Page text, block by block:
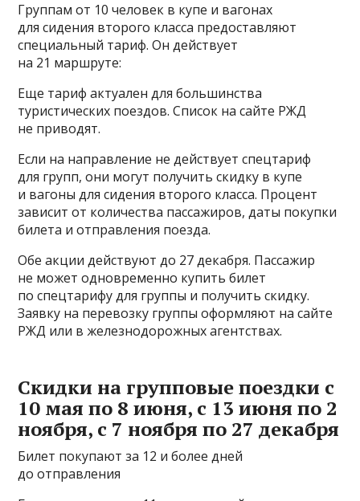
Группам от 10 человек в купе и вагонах
для сидения второго класса предоставляют
специальный тариф. Он действует
на 21 маршруте:
Еще тариф актуален для большинства
туристических поездов. Список на сайте РЖД
не приводят.
Если на направление не действует спецтариф
для групп, они могут получить скидку в купе
и вагоны для сидения второго класса. Процент
зависит от количества пассажиров, даты покупки
билета и отправления поезда.
Обе акции действуют до 27 декабря. Пассажир
не может одновременно купить билет
по спецтарифу для группы и получить скидку.
Заявку на перевозку группы оформляют на сайте
РЖД или в железнодорожных агентствах.
Скидки на групповые поездки с
10 мая по 8 июня, с 13 июня по 2
ноября, с 7 ноября по 27 декабря
Билет покупают за 12 и более дней
до отправления